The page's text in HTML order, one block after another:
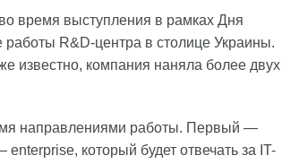
время выступления в рамках Дня
R&D-центра в столице Украины.
известно, компания наняла более двух
направлениями работы. Первый —
который будет отвечать за IT-